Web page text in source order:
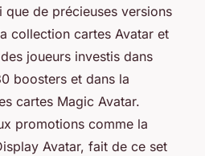
que de précieuses versions
collection cartes Avatar et
joueurs investis dans
boosters et dans la
cartes Magic Avatar.
promotions comme la
Avatar, fait de ce set